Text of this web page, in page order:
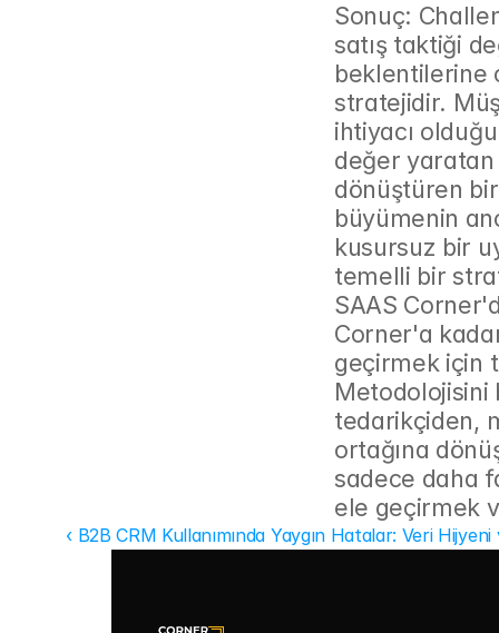
Sonuç:
satış taktiği
beklentilerine
stratejidir.
ihtiyacı
değer yaratan
dönüştüren
büyümenin
kusursuz bir
temelli bir
SAAS
Corner'a
geçirmek için
tedarikçiden,
ortağına
sadece daha
ele geçirmek
‹ B2B CRM Kullanımında Yaygın Hatalar: Veri